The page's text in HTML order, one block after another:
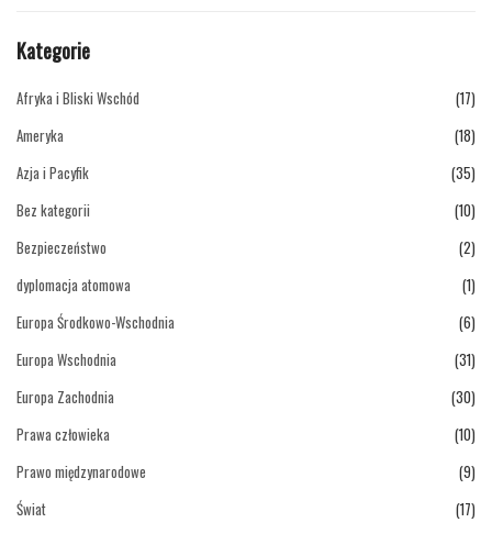
Kategorie
Afryka i Bliski Wschód
(17)
Ameryka
(18)
Azja i Pacyfik
(35)
Bez kategorii
(10)
Bezpieczeństwo
(2)
dyplomacja atomowa
(1)
Europa Środkowo-Wschodnia
(6)
Europa Wschodnia
(31)
Europa Zachodnia
(30)
Prawa człowieka
(10)
Prawo międzynarodowe
(9)
Świat
(17)